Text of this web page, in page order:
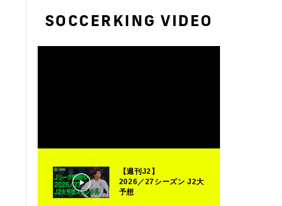
SOCCERKING VIDEO
【週刊J2】
2026／27シーズン J2大
予想